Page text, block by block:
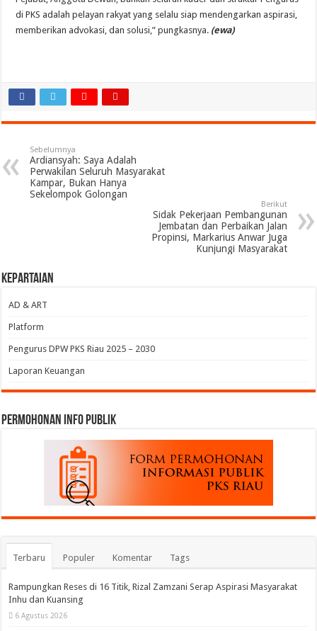
di PKS adalah pelayan rakyat yang selalu siap mendengarkan aspirasi,
memberikan advokasi, dan solusi,” pungkasnya. (ewa)
Sebelumnya
Ardiansyah: Saya Adalah
Perwakilan Seluruh Masyarakat
Kampar, Bukan Hanya
Sekelompok Golongan
Berikut
Sidak Pekerjaan Pembangunan
Jembatan dan Perbaikan Jalan
Propinsi, Markarius Anwar Juga
Kunjungi Masyarakat
Kepartaian
AD & ART
Platform
Pengurus DPW PKS Riau 2025 – 2030
Laporan Keuangan
permohonan Info Publik
Terbaru Populer Komentar Tags
Rampungkan Reses di 16 Titik, Rizal Zamzani Serap Aspirasi Masyarakat
Inhu dan Kuansing
6 Agustus 2026